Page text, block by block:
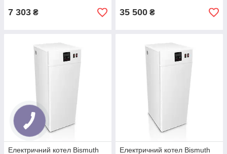
7 303 ₴ 35 500 ₴
Електричний котел Bismuth
Електричний котел Bismuth